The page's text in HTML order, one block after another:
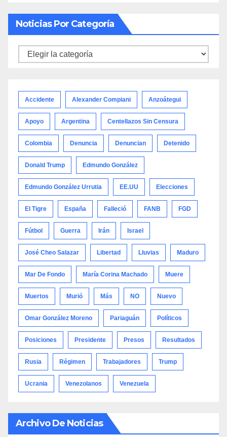
Noticias Por Categoría
Noticias
Accidente Alexander Compiani Anzoátegui
Apoyo Argentina Centellazos Sin Censura
Colombia Denuncia Denuncian Detenido
Donald Trump Edmundo González
Edmundo González Urrutia EE.UU Elecciones
El Tigre España Falleció FANB FGD
Fútbol Guerra Irán Israel
José Cheo Salazar Libertad Lluvias Maduro
Mar De Fondo María Corina Machado Muere
Muertos Murió Más NO Nuevo
Omar González Moreno Pariaguán Políticos
Posiciones Presidente Presos Resultados
Rusia Régimen Trabajadores Trump
Ucrania Venezolanos Venezuela
Archivo De Noticias